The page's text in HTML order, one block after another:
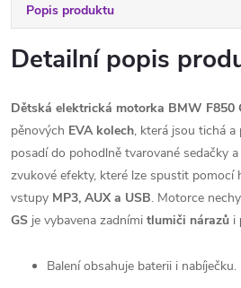
Popis produktu
Detailní popis
Dětská elektrická motorka BMW F850
pěnových EVA kolech, která jsou tichá a
posadí do pohodlně tvarované sedačky
zvukové efekty, které lze spustit pomocí
vstupy MP3, AUX a USB. Motorce
GS je vybavena zadními tlumiči nárazů i
Balení obsahuje baterii i nabíječku.